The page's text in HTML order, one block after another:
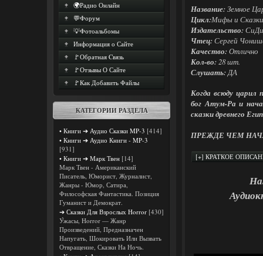
🌍Радио Онлайн
💬Форум
💡Фотоальбомы
Информация о Сайте
🚩Обратная Cвязь
🚩Отзывы О Сайте
🚩Как Добавить Файлы
КАТЕГОРИИ РАЗДЕЛА
• Книги ➔ Аудио Сказки MP-3 [414]
• Книги ➔ Аудио Книги - MP-3
[931]
• Книги ➔ Марк Твен [14]
Марк Твен - Американский
Писатель, Юморист, Журналист,
Жанры - Юмор, Сатира,
Философская Фантастика. Позиция
Гуманист и Демократ.
➔ Сказки Для Взрослых Horror [430]
У́жасы, Horror — Жанр
Произведений, Предназначен
Напугать, Шокировать Или Вызвать
Отвращение, Сказки На Ночь.
Название:Земное
Цикл:Мифы и
Издательство:
Чтец:Сергей
Качество:Отлично
Кол-во: 28 шт.
Слушать: ДА
Когда всюду царил
бог Атум-Ра и
сказки древнего
ПРЕЖДЕ ЧЕМ